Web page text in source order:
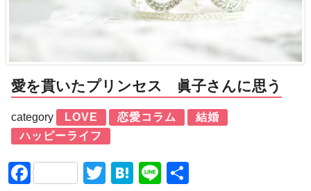
愛を貫いたプリンセス 眞子さんに思う
category LOVE 恋愛コラム
結婚
ハッピーライフ
FacebookTwitter
Hatena
Line